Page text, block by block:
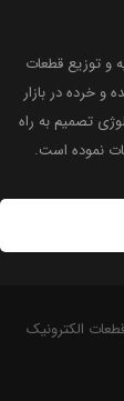
و توزیع قطعات
و خرده در بازار
تصمیم به راه
نموده است.
الکترونیک